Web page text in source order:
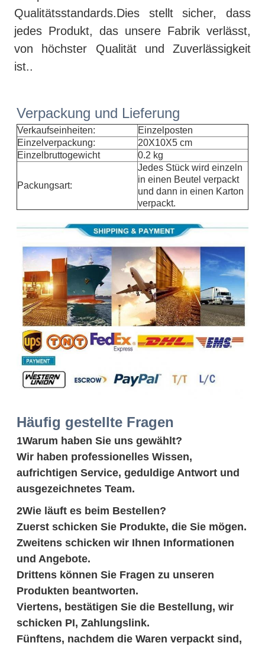
Qualitätsstandards.Dies stellt sicher, dass
jedes Produkt, das unsere Fabrik verlässt,
von höchster Qualität und Zuverlässigkeit
ist..
Verpackung und Lieferung
Verkaufseinheiten:
Einzelposten
Einzelverpackung:
20X10X5 cm
Einzelbruttogewicht
0.2 kg
Packungsart:
Jedes Stück wird einzeln
in einen Beutel verpackt
und dann in einen Karton
verpackt.
Häufig gestellte Fragen
1Warum haben Sie uns gewählt?
Wir haben professionelles Wissen,
aufrichtigen Service, geduldige Antwort und
ausgezeichnetes Team.
2Wie läuft es beim Bestellen?
Zuerst schicken Sie Produkte, die Sie mögen.
Zweitens schicken wir Ihnen Informationen
und Angebote.
Drittens können Sie Fragen zu unseren
Produkten beantworten.
Viertens, bestätigen Sie die Bestellung, wir
schicken PI, Zahlungslink.
Fünftens, nachdem die Waren verpackt sind,